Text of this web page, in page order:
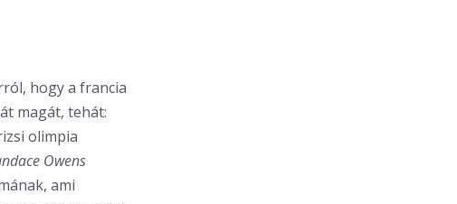
hogy a francia
magát, tehát:
olimpia
Owens
ami